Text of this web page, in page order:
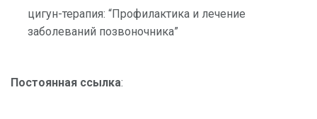
цигун-терапия: “Профилактика и лечение
заболеваний позвоночника”
Постоянная ссылка: